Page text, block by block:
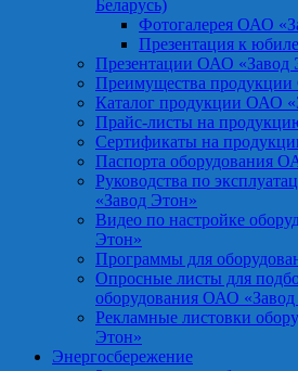
Беларусь)
Фотогалерея ОАО
Презентация к
Презентации ОАО «Завод
Преимущества
Каталог продукции ОАО
Прайс-листы на
Сертификаты на
Паспорта оборудования
Руководства по
«Завод Этон»
Видео по настройке
Этон»
Программы для
Опросные листы для
оборудования ОАО
Рекламные листовки
Этон»
Энергосбережение